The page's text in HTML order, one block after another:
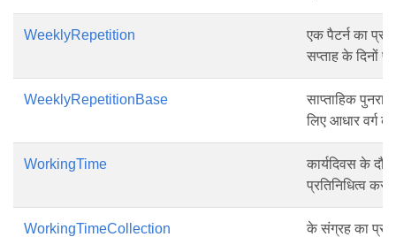
WeeklyRepetition
एक पैटर्न का
सप्ताह के दिनों
WeeklyRepetitionBase
साप्ताहिक
लिए आधार वर्ग
WorkingTime
कार्यदिवस के
प्रतिनिधित्व
WorkingTimeCollection
के संग्रह का